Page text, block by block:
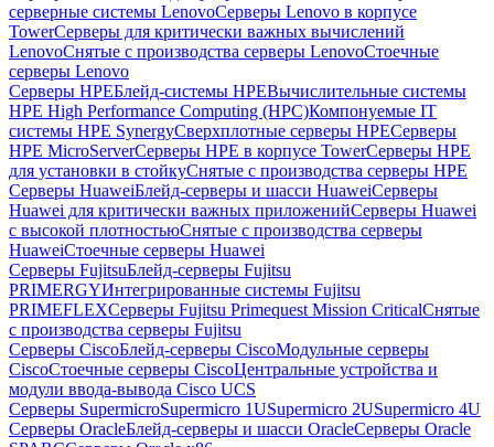
серверные системы LenovoСерверы Lenovo в корпусе
TowerСерверы для критически важных вычислений
LenovoСнятые с производства серверы LenovoСтоечные
серверы Lenovo
Серверы HPEБлейд-системы HPEВычислительные системы
HPE High Performance Computing (HPC)Компонуемые IT
системы HPE SynergyСверхплотные серверы HPEСерверы
HPE MicroServerСерверы HPE в корпусе TowerСерверы HPE
для установки в стойкуСнятые с производства серверы HPE
Серверы HuaweiБлейд-серверы и шасси HuaweiСерверы
Huawei для критически важных приложенийСерверы Huawei
с высокой плотностьюСнятые с производства серверы
HuaweiСтоечные серверы Huawei
Серверы FujitsuБлейд-серверы Fujitsu
PRIMERGYИнтегрированные системы Fujitsu
PRIMEFLEXСерверы Fujitsu Primequest Mission CriticalСнятые
с производства серверы Fujitsu
Серверы CiscoБлейд-серверы CiscoМодульные серверы
CiscoСтоечные серверы CiscoЦентральные устройства и
модули ввода-вывода Cisco UCS
Серверы SupermicroSupermicro 1USupermicro 2USupermicro 4U
Серверы OracleБлейд-серверы и шасси OracleСерверы Oracle